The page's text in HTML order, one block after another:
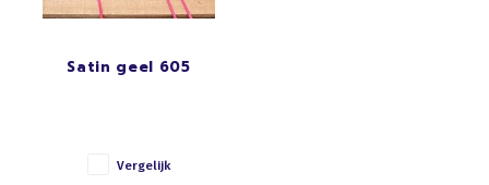
Satin geel 605
Vergelijk